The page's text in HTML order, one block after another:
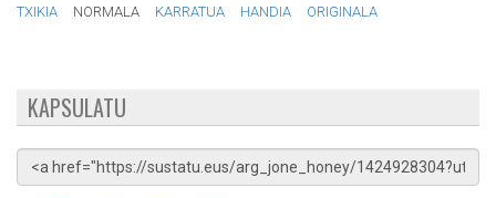
TXIKIA NORMALA KARRATUA HANDIA ORIGINALA
KAPSULATU